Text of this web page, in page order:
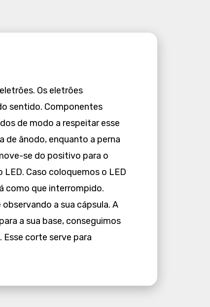
Os eletrões
sentido. Componentes
de modo a respeitar esse
de ânodo, enquanto a perna
se do positivo para o
Caso coloquemos o LED
como que interrompido.
a sua cápsula. A
a sua base, conseguimos
corte serve para